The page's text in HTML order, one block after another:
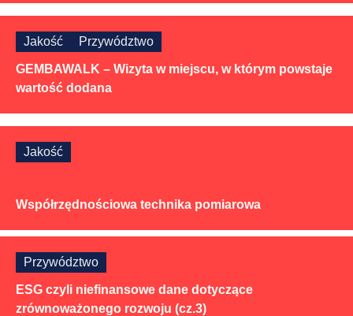
Jakość Przywództwo
GEMBAWALK – Wizyta w miejscu, w którym powstaje
wartość dodana
Jakość
Współrzędnościowa technika pomiarowa
Przywództwo
ESG czyli niefinansowe dane dotyczące
zrównoważonego rozwoju (cz.3)